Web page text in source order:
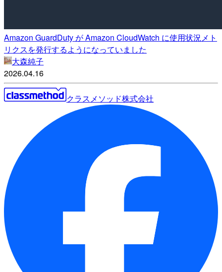
Amazon GuardDuty が Amazon CloudWatch に使用状況メト
リクスを発行するようになっていました
大森純子
2026.04.16
クラスメソッド株式会社